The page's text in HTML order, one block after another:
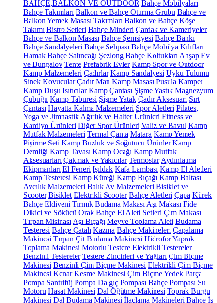
BAHÇE,BALKON VE OUTDOOR Bahçe Mobilyaları
Bahçe Takımları Balkon ve Bahçe Oturma Grubu Bahçe ve
Balkon Yemek Masası Takımları Balkon ve Bahçe Köşe
Takımı Bistro Setleri Bahçe Minderi Çardak ve Kameriyeler
Bahçe ve Balkon Masası Bahçe Şemsiyesi Bahçe Bankı
Bahçe Sandalyeleri Bahçe Sehpası Bahçe Mobilya Kılıfları
Hamak Bahçe Salıncağı Şezlong Bahçe Koltukları Ahşap Ev
ve Bungalov Tente Prefabrik Evler Kamp Spor ve Outdoor
Kamp Malzemeleri Çadırlar Kamp Sandalyesi Uyku Tulumu
Sinek Kovucular Çadır Matı Kamp Masası Pusula Kampet
Kamp Duşu Isıtıcılar Kamp Çantası Şişme Yastık Magnezyum
Çubuğu Kamp Taburesi Şişme Yatak Çadır Aksesuarı Sırt
Çantası Hayatta Kalma Malzemeleri Spor Aletleri Pilates,
Yoga ve Jimnastik Ağırlık ve Halter Ürünleri Fitness ve
Kardiyo Ürünleri Diğer Spor Ürünleri Valiz ve Bavul Kamp
Mutfak Malzemeleri Termal Çanta Matara Kamp Yemek
Pişirme Seti Kamp Buzluk ve Soğutucu Ürünler Kamp
Demliği Kamp Tavası Kamp Ocağı Kamp Mutfak
Aksesuarları Çakmak ve Yakıcılar Termoslar Aydınlatma
Ekipmanları El Feneri Işıldak Kafa Lambası Kamp El Aletleri
Kamp Testeresi Kamp Küreği Kamp Bıçağı Kamp Baltası
Avcılık Malzemeleri Balık Av Malzemeleri Bisiklet ve
Scooter Bisiklet Elektrikli Scooter Bahçe Aletleri Çapa Kürek
Bahçe Eldiveni Tırmık Budama Makası Aşı Makası Fide
Dikici ve Sökücü Orak Bahçe El Aleti Setleri Çim Makası
Tırpan Misinası Aşı Bıçağı Meyve Toplama Aleti Budama
Testeresi Bahçe Çatalı Kazma Bahçe Makineleri Çapalama
Makinesi Tırpan Çit Budama Makinesi HidroforYaprak
Toplama Makinesi Motorlu Testere Elektrikli Testereler
Benzinli Testereler Testere Zincirleri ve Yağları Çim Biçme
Makinesi Benzinli Çim Biçme Makinesi Elektrikli Çim Biçme
Makinesi Kenar Kesme Makinesi Çim Biçme Yedek Parça
Pompa Santrifüj Pompa Dalgıç Pompası Bahçe Pompası Su
Motoru Hasat Makinesi Dal Öğütme Makinesi Toprak Burgu
Makinesi Dal Budama Makinesi İlaçlama Makineleri Bahçe İş